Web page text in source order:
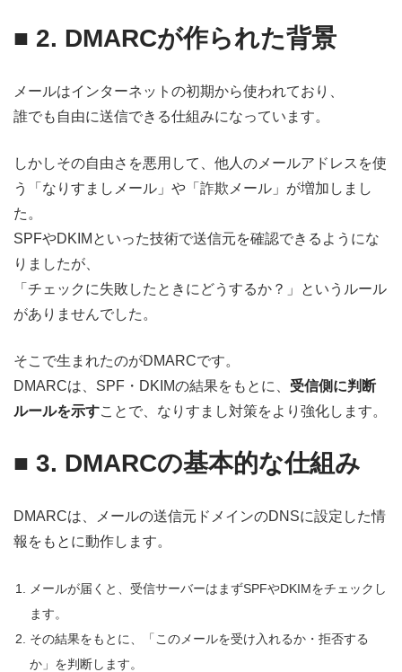
■ 2. DMARCが作られた背景
メールはインターネットの初期から使われており、
誰でも自由に送信できる仕組みになっています。
しかしその自由さを悪用して、他人のメールアドレスを使
う「なりすましメール」や「詐欺メール」が増加しまし
た。
SPFやDKIMといった技術で送信元を確認できるようにな
りましたが、
「チェックに失敗したときにどうするか？」というルール
がありませんでした。
そこで生まれたのがDMARCです。
DMARCは、SPF・DKIMの結果をもとに、 受信側に判断
ルールを示すことで、なりすまし対策をより強化します。
■ 3. DMARCの基本的な仕組み
DMARCは、メールの送信元ドメインのDNSに設定した情
報をもとに動作します。
メールが届くと、受信サーバーはまずSPFやDKIMをチェックし
ます。
その結果をもとに、「このメールを受け入れるか・拒否する
か」を判断します。